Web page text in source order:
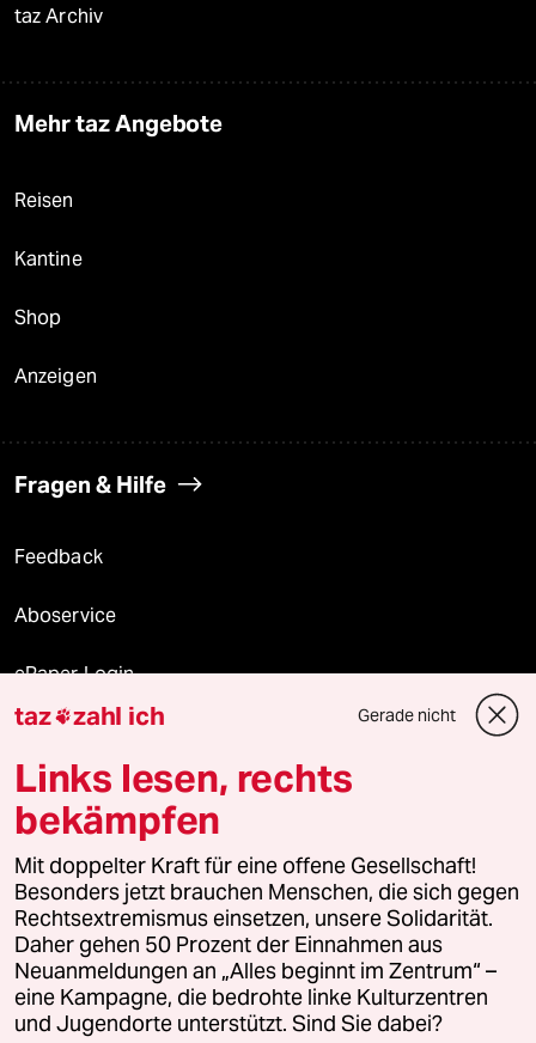
taz Archiv
Mehr taz Angebote
Reisen
Kantine
Shop
Anzeigen
Fragen & Hilfe
Feedback
Aboservice
ePaper Login
Downloads für Abonnierende
© 2026 taz Verlags und Vertriebs GmbH
Alle Rechte vorbehalten. Bei rechtlichen Fragen oder für Genehmigungen
wenden Sie sich bitte an
lizenzen@taz.de
Feedback Redaktionsstatut Kommune-Richtlinien
Leitlinie Informant Datenschutz Impressum AGB
taz zahl ich Gerade nicht
Links lesen, rechts
bekämpfen
Mit doppelter Kraft für eine offene Gesellschaft!
Besonders jetzt brauchen Menschen, die sich gegen
Rechtsextremismus einsetzen, unsere Solidarität.
Daher gehen 50 Prozent der Einnahmen aus
Neuanmeldungen an „Alles beginnt im Zentrum“ –
eine Kampagne, die bedrohte linke Kulturzentren
und Jugendorte unterstützt. Sind Sie dabei?